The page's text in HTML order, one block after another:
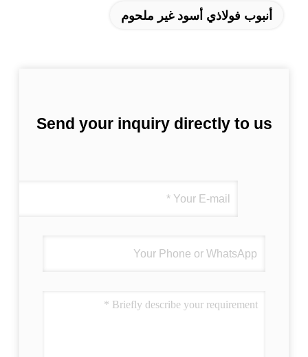
أنبوب فولاذي أسود غير ملحوم
Send your inquiry directly to us